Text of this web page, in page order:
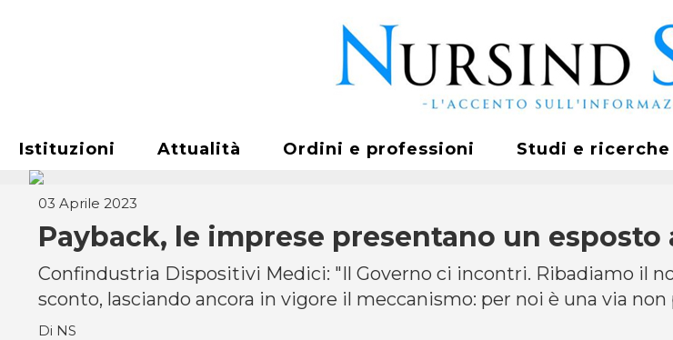
Istituzioni Attualità Ordini e professioni Studi e ricerche
03 Aprile 2023
Payback, le imprese presentano un
Confindustria Dispositivi Medici: "Il Governo ci incontri. Ribadiamo il
sconto, lasciando ancora in vigore il meccanismo: per noi è una via
Di NS